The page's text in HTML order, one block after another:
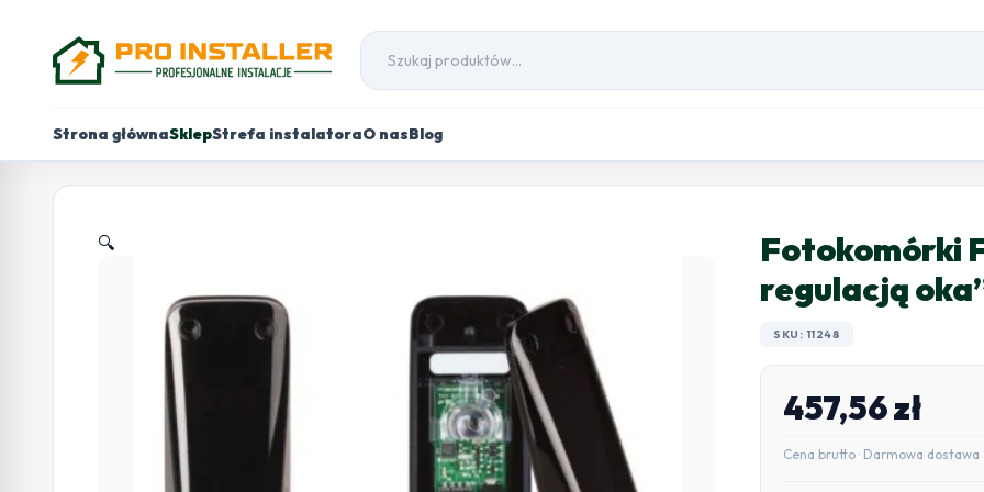
Strona głównaSklepStrefa instalatoraO nasBlog
🔍
Fotokomórki
regulacją
SKU: 11248
457,56zł
Cena brutto · Darmowa dostawa